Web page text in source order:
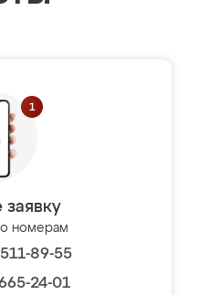
заявку
номерам
89-55
24-01